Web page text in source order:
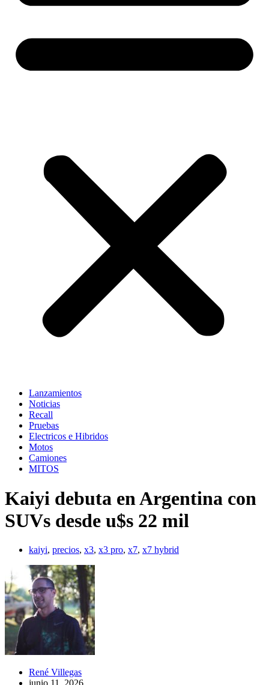
Lanzamientos
Noticias
Recall
Pruebas
Electricos e Hibridos
Motos
Camiones
MITOS
Kaiyi debuta en Argentina con
SUVs desde u$s 22 mil
kaiyi, precios, x3, x3 pro, x7, x7 hybrid
René Villegas